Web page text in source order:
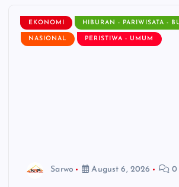
EKONOMI HIBURAN - PARIWISATA -
NASIONAL PERISTIWA - UMUM
Sarwo August 6, 2026 0